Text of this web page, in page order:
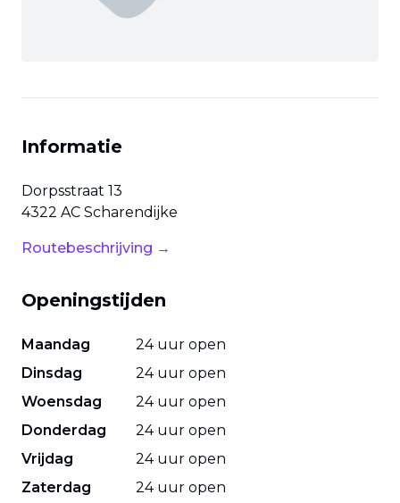
Informatie
Dorpsstraat 13
4322 AC Scharendijke
Routebeschrijving →
Openingstijden
Maandag
24 uur open
Dinsdag
24 uur open
Woensdag
24 uur open
Donderdag
24 uur open
Vrijdag
24 uur open
Zaterdag
24 uur open